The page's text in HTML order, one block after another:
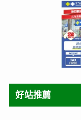
好站推薦